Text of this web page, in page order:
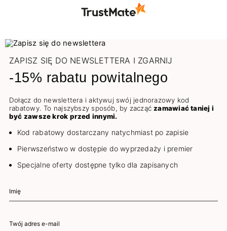
ZAPISZ SIĘ DO NEWSLETTERA I ZGARNIJ
-15% rabatu powitalnego
Dołącz do newslettera i aktywuj swój jednorazowy kod
rabatowy. To najszybszy sposób, by zacząćzamawiać taniej i
być zawsze krok przed innymi.
Kod rabatowy dostarczany natychmiast po zapisie
Pierwszeństwo w dostępie do wyprzedaży i premier
Specjalne oferty dostępne tylko dla zapisanych